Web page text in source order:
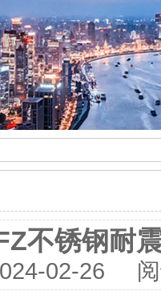
不锈钢耐
02-26 阅